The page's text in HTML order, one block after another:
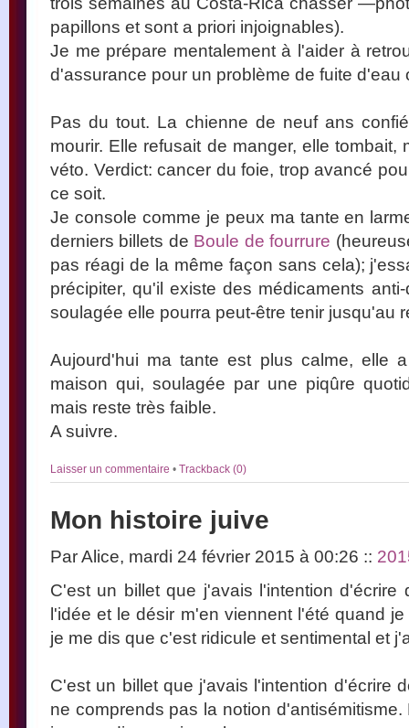
papillons et sont a priori injoignables).
Je me prépare mentalement à l'aider à
d'assurance pour un problème de fuite d'eau
Pas du tout. La chienne de neuf ans
mourir. Elle refusait de manger, elle
véto. Verdict: cancer du foie, trop avancé
ce soit.
Je console comme je peux ma tante en
derniers billets de Boule de fourrure
pas réagi de la même façon sans cela);
précipiter, qu'il existe des médicaments
soulagée elle pourra peut-être tenir jusqu'au
Aujourd'hui ma tante est plus calme, elle
maison qui, soulagée par une piqûre
mais reste très faible.
A suivre.
Laisser un commentaire • Trackback (0)
Mon histoire juive
Par Alice, mardi 24 février 2015 à 00:26 ::
C'est un billet que j'avais l'intention d'écrire
l'idée et le désir m'en viennent l'été quand
je me dis que c'est ridicule et sentimental et
C'est un billet que j'avais l'intention d'écrire
ne comprends pas la notion